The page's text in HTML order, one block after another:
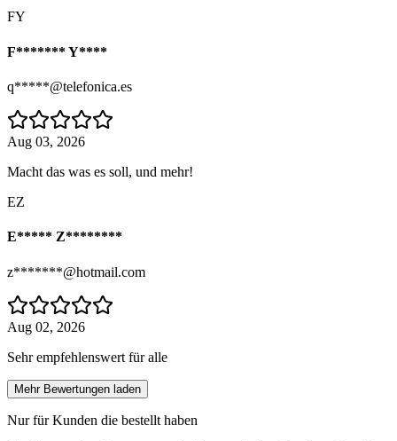
FY
F******* Y****
q*****@telefonica.es
Aug 03, 2026
Macht das was es soll, und mehr!
EZ
E***** Z********
z*******@hotmail.com
Aug 02, 2026
Sehr empfehlenswert für alle
Mehr Bewertungen laden
Nur für Kunden die bestellt haben